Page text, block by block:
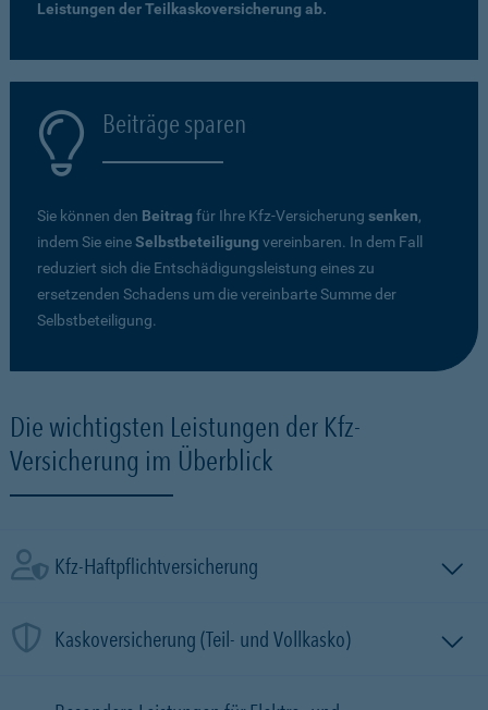
Leistungen der Teilkaskoversicherung ab.
Beiträge sparen
Sie können den Beitrag für Ihre Kfz-Versicherung senken,
indem Sie eineSelbstbeteiligung vereinbaren. In dem Fall
reduziert sich die Entschädigungsleistung eines zu
ersetzenden Schadens um die vereinbarte Summe der
Selbstbeteiligung.
Die wichtigsten Leistungen der Kfz-
Versicherung im Überblick
Kfz-Haftpflichtversicherung
Kaskoversicherung (Teil- und Vollkasko)